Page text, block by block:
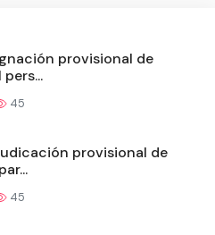
provisional de
45
provisional de
45